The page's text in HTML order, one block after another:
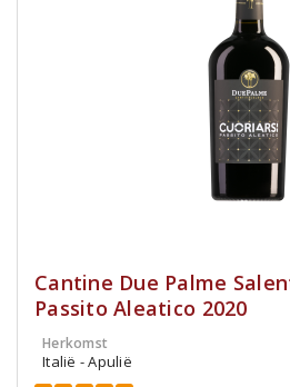
Cantine Due Palme
Passito Aleatico 2020
Herkomst
Italië - Apulië